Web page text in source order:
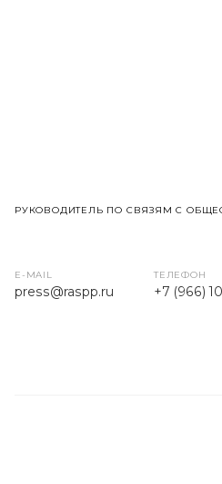
РУКОВОДИТЕЛЬ ПО СВЯЗЯМ С
E-MAIL
press@raspp.ru
ТЕЛЕФОН
+7 (966)